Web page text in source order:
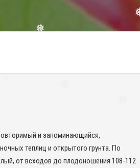
и запоминающийся,
теплиц и открытого грунта. По
от всходов до плодоношения 108-112